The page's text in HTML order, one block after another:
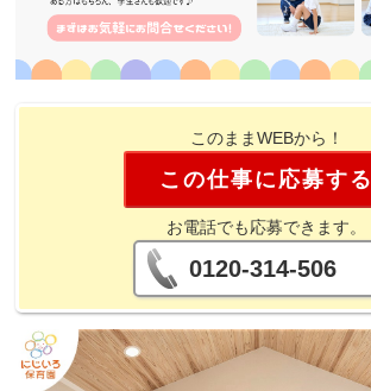
このままWEBから！
この仕事に応募する
お電話でも応募できます。
0120-314-506